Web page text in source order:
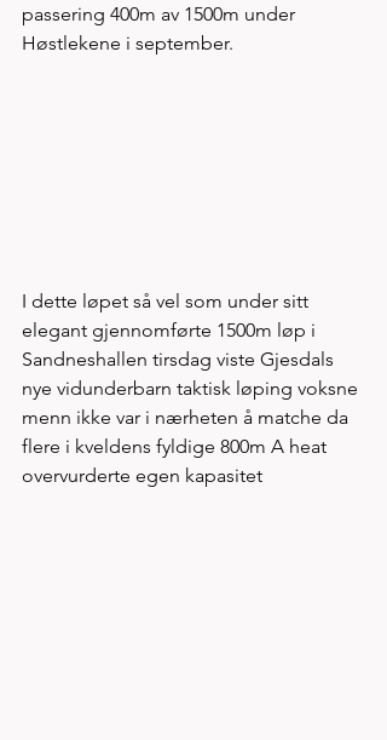
passering 400m av 1500m under
Høstlekene i september.
I dette løpet så vel som under sitt
elegant gjennomførte 1500m løp i
Sandneshallen tirsdag viste Gjesdals
nye vidunderbarn taktisk løping voksne
menn ikke var i nærheten å matche da
flere i kveldens fyldige 800m A heat
overvurderte egen kapasitet